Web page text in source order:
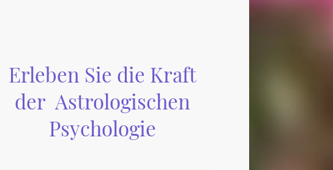
Erleben Sie die Kraft
der Astrologischen
Psychologie